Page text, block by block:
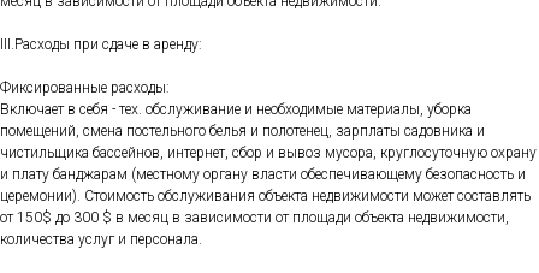
III.Расходы при сдаче в аренду:
Фиксированные расходы:
Включает в себя - тех. обслуживание и необходимые материалы, уборка
помещений, смена постельного белья и полотенец, зарплаты садовника и
чистильщика бассейнов, интернет, сбор и вывоз мусора, круглосуточную охрану
и плату банджарам (местному органу власти обеспечивающему безопасность и
церемонии). Стоимость обслуживания объекта недвижимости может составлять
от 150$ до 300 $ в месяц в зависимости от площади объекта недвижимости,
количества услуг и персонала.